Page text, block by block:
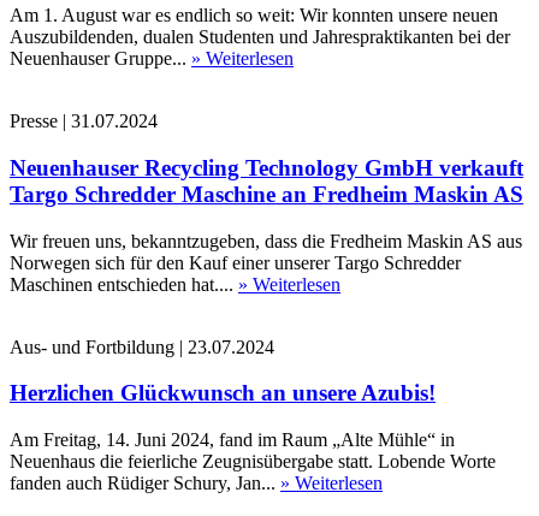
Am 1. August war es endlich so weit: Wir konnten unsere neuen
Auszubildenden, dualen Studenten und Jahrespraktikanten bei der
Neuenhauser Gruppe... » Weiterlesen
Presse | 31.07.2024
Neuenhauser Recycling Technology GmbH verkauft
Targo Schredder Maschine an Fredheim Maskin AS
Wir freuen uns, bekanntzugeben, dass die Fredheim Maskin AS aus
Norwegen sich für den Kauf einer unserer Targo Schredder
Maschinen entschieden hat.... » Weiterlesen
Aus- und Fortbildung | 23.07.2024
Herzlichen Glückwunsch an unsere Azubis!
Am Freitag, 14. Juni 2024, fand im Raum „Alte Mühle“ in
Neuenhaus die feierliche Zeugnisübergabe statt. Lobende Worte
fanden auch Rüdiger Schury, Jan... » Weiterlesen